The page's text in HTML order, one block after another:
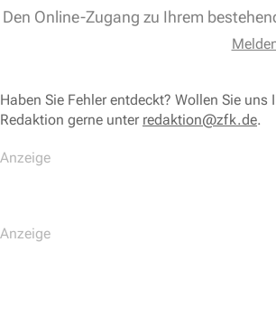
Den Online-Zugang zu Ihrem
Haben Sie Fehler entdeckt? Wollen Sie
Redaktion gerne unter redaktion@zfk.de.